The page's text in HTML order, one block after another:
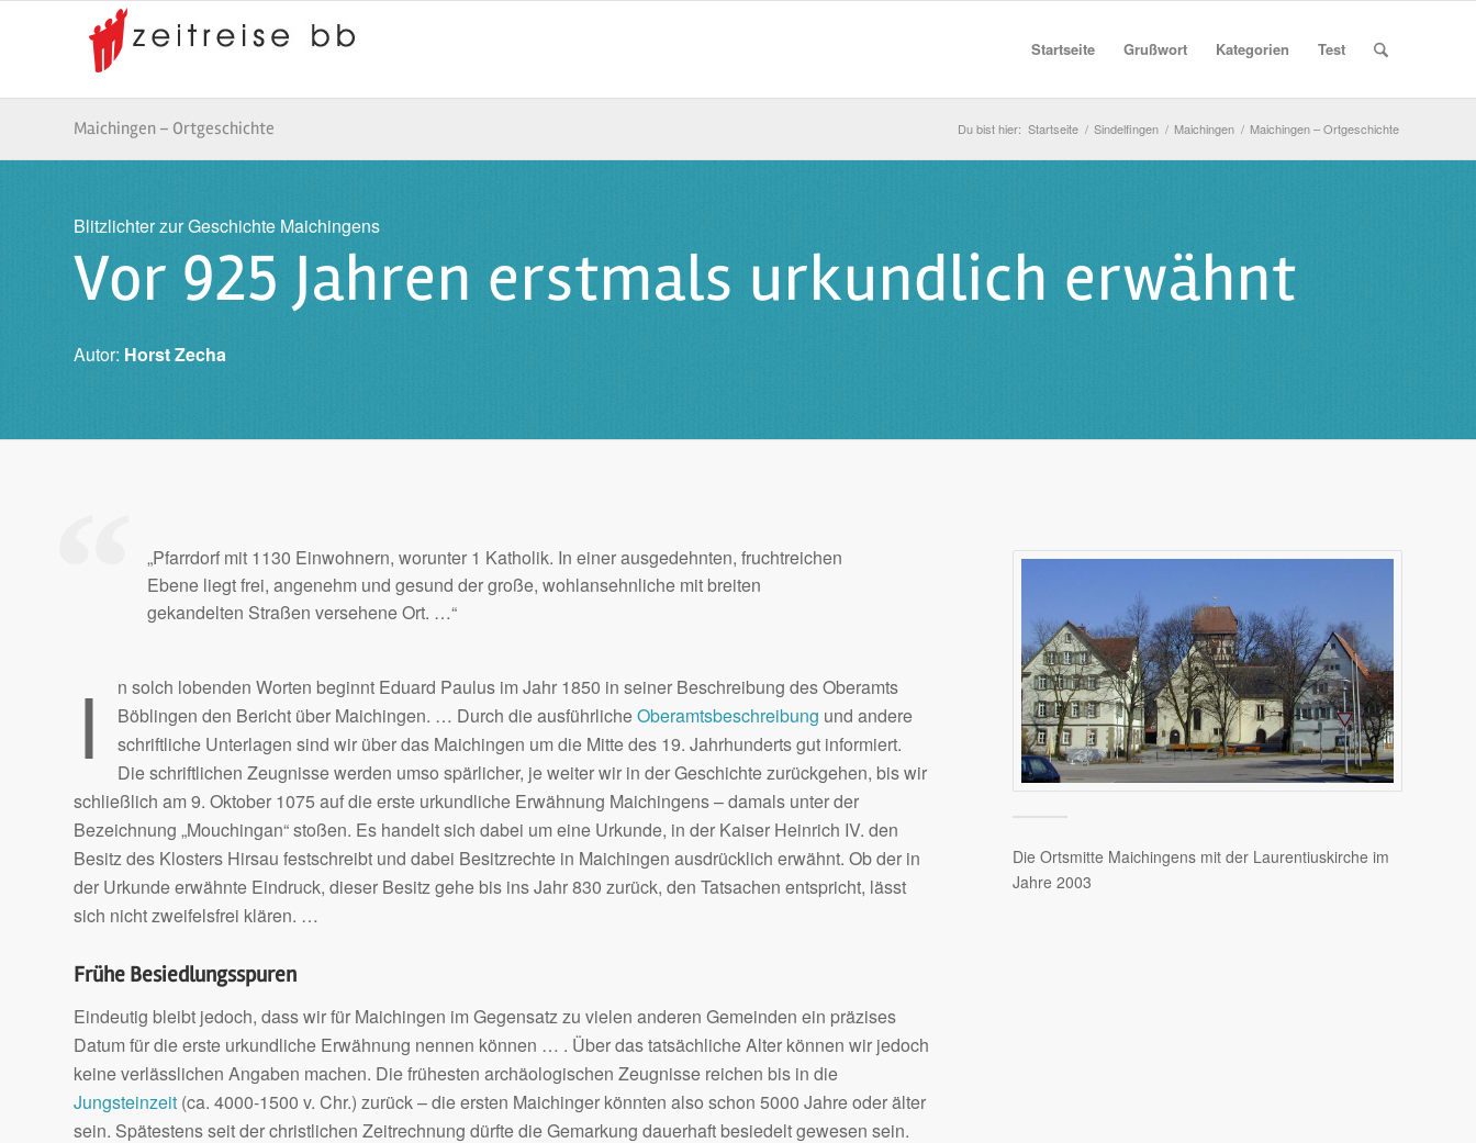
Startseite Grußwort Kategorien Test
Maichingen – Ortgeschichte Du bist hier: Startseite / Sindelfingen / Maichingen / Maichingen – Ortgeschichte
Blitzlichter zur Geschichte Maichingens
Vor 925 Jahren erstmals urkundlich erwähnt
Autor: Horst Zecha
„Pfarrdorf mit 1130 Einwohnern, worunter 1 Katholik. In einer ausgedehnten, fruchtreichen
Ebene liegt frei, angenehm und gesund der große, wohlansehnliche mit breiten
gekandelten Straßen versehene Ort. …“
I
n solch lobenden Worten beginnt Eduard Paulus im Jahr 1850 in seiner Beschreibung des Oberamts
Böblingen den Bericht über Maichingen. … Durch die ausführlicheOberamtsbeschreibung und andere
schriftliche Unterlagen sind wir über das Maichingen um die Mitte des 19. Jahrhunderts gut informiert.
Die schriftlichen Zeugnisse werden umso spärlicher, je weiter wir in der Geschichte zurückgehen, bis wir
schließlich am 9. Oktober 1075 auf die erste urkundliche Erwähnung Maichingens – damals unter der
Bezeichnung „Mouchingan“ stoßen. Es handelt sich dabei um eine Urkunde, in der Kaiser Heinrich IV. den
Besitz des Klosters Hirsau festschreibt und dabei Besitzrechte in Maichingen ausdrücklich erwähnt. Ob der in
der Urkunde erwähnte Eindruck, dieser Besitz gehe bis ins Jahr 830 zurück, den Tatsachen entspricht, lässt
sich nicht zweifelsfrei klären. …
Frühe Besiedlungsspuren
Eindeutig bleibt jedoch, dass wir für Maichingen im Gegensatz zu vielen anderen Gemeinden ein präzises
Datum für die erste urkundliche Erwähnung nennen können … . Über das tatsächliche Alter können wir jedoch
keine verlässlichen Angaben machen. Die frühesten archäologischen Zeugnisse reichen bis in die
Jungsteinzeit (ca. 4000-1500 v. Chr.) zurück – die ersten Maichinger könnten also schon 5000 Jahre oder älter
sein. Spätestens seit der christlichen Zeitrechnung dürfte die Gemarkung dauerhaft besiedelt gewesen sein.
Die Ortsmitte Maichingens mit der Laurentiuskirche im
Jahre 2003